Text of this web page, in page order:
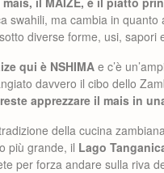
swahili, ma cambia in
diverse forme, usi, sapori
qui è NSHIMA e c’è
davvero il cibo dello
apprezzare il mais in
della cucina
più grande, il Lago
per forza andare sulla riva